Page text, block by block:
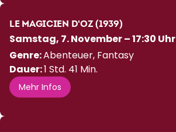
LE MAGICIEN D'OZ (1939)
Samstag, 7. November – 17:30 Uhr
Genre:Abenteuer, Fantasy
Dauer:1 Std. 41 Min.
Mehr Infos